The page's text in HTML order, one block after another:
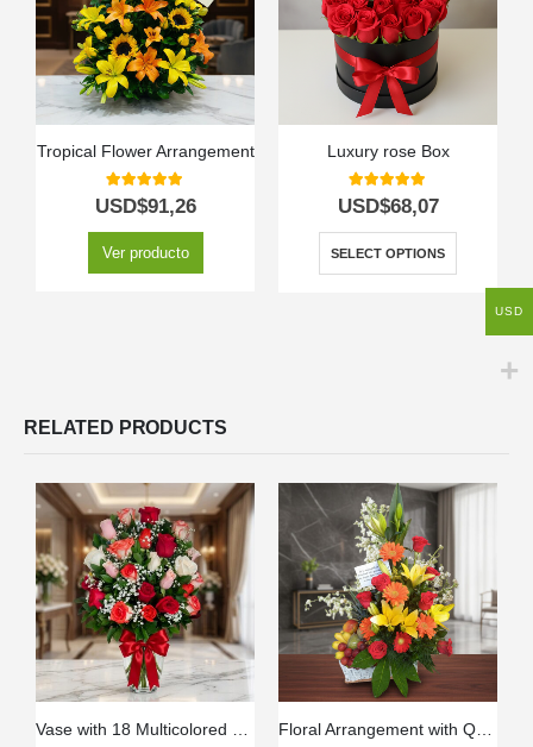
Tropical Flower Arrangement
5.00out of 5
USD$91,26
Ver producto
Luxury rose Box
5.00out of 5
USD$68,07
SELECT OPTIONS
RELATED PRODUCTS
USD